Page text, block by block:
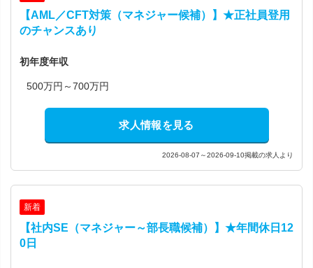
【AML／CFT対策（マネジャー候補）】★正社員登用
のチャンスあり
初年度年収
500万円～700万円
求人情報を見る
2026-08-07～2026-09-10掲載の求人より
新着
【社内SE（マネジャー～部長職候補）】★年間休日12
0日